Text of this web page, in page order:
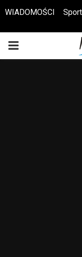
Otwórz pasek narzędzi
WIADOMOŚCI Sport
PRIMARY